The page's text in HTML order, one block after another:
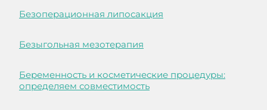
Безоперационная липосакция
Безыгольная мезотерапия
Беременность и косметические процедуры:
определяем совместимость